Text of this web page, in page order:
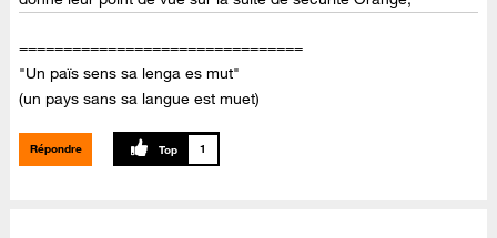
================================
"Un païs sens sa lenga es mut"
(un pays sans sa langue est muet)
Répondre 1